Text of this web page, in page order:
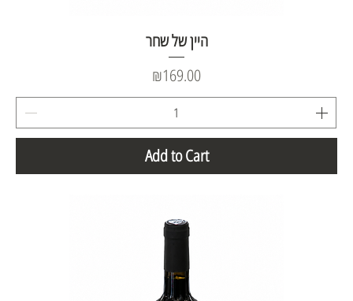
היין של שחר
Price
₪169.00
Add to Cart